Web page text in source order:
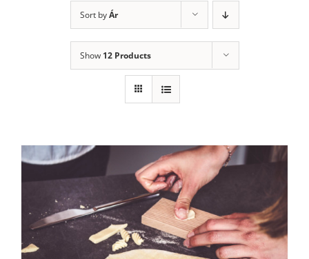
Sort byÁr
Show 12 Products